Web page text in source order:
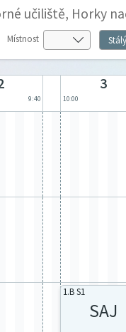
učiliště, Horky
Místnost Stálý
9:40
3
10:00
1.B S1
SAJ